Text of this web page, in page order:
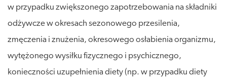
w przypadku zwiększonego zapotrzebowania na składniki
odżywcze w okresach sezonowego przesilenia,
zmęczenia i znużenia, okresowego osłabienia organizmu,
wytężonego wysiłku fizycznego i psychicznego,
konieczności uzupełnienia diety (np. w przypadku diety